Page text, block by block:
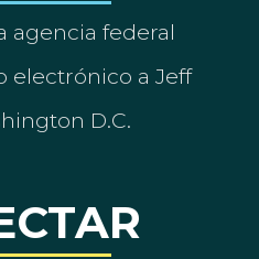
agencia federal
electrónico a Jeff
D.C.